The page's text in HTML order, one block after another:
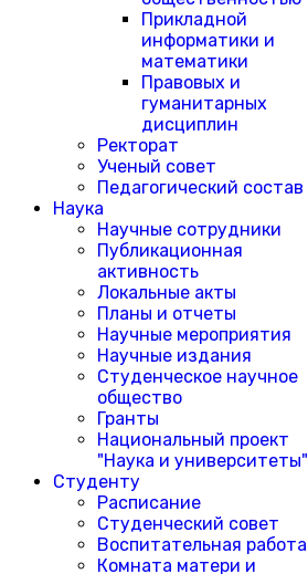
Прикладной
информатики и
математики
Правовых и
гуманитарных
дисциплин
Ректорат
Ученый совет
Педагогический состав
Наука
Научные сотрудники
Публикационная
активность
Локальные акты
Планы и отчеты
Научные мероприятия
Научные издания
Студенческое научное
общество
Гранты
Национальный проект
"Наука и университеты"
Студенту
Расписание
Студенческий совет
Воспитательная работа
Комната матери и